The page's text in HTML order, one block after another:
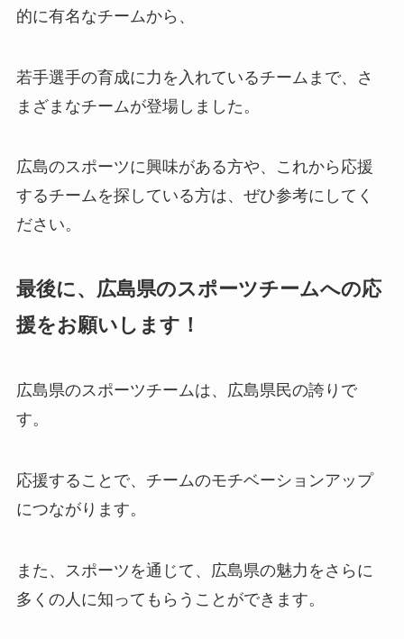
的に有名なチームから、
若手選手の育成に力を入れているチームまで、さ
まざまなチームが登場しました。
広島のスポーツに興味がある方や、これから応援
するチームを探している方は、ぜひ参考にしてく
ださい。
最後に、広島県のスポーツチームへの応
援をお願いします！
広島県のスポーツチームは、広島県民の誇りで
す。
応援することで、チームのモチベーションアップ
につながります。
また、スポーツを通じて、広島県の魅力をさらに
多くの人に知ってもらうことができます。